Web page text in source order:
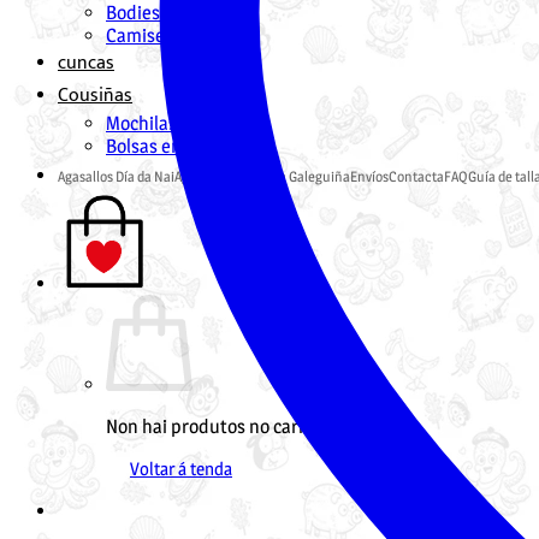
Bodies
Camisetas
cuncas
Cousiñas
Mochilas en Galego
Bolsas en Galego
Agasallos Día da NaiAgasallos Pai Tenda GaleguiñaEnvíosContactaFAQGuía de
Non hai produtos no carriño.
Voltar á tenda